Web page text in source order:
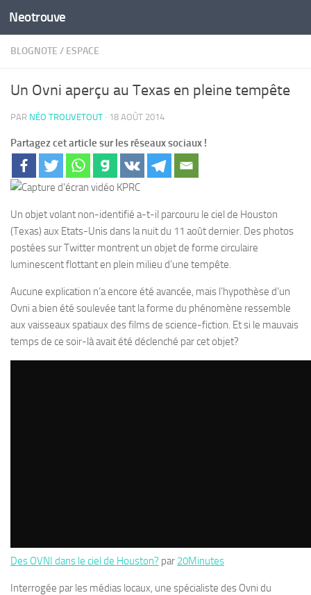
Skip to content
Neotrouve
BLOGNOTE / ESPACE
Un Ovni aperçu au Texas en pleine tempête
PAR NÉO TROUVETOUT · 18 AOÛT 2014
Partagez cet article sur les réseaux sociaux !
Un objet volant non-identifié a-t-il parcouru le ciel de Houston
(Texas) aux Etats-Unis dans la nuit du 11 août dernier. Des photos
postées sur Twitter montrent un objet de forme circulaire
luminescent flottant en plein milieu d’une tempête.
Aucune explication n’a encore été avancée, mais l’hypothèse d’un
Ovni a bien été soulevée tant la forme du phénomène ressemble
aux vaisseaux spatiaux des films de science-fiction. Et si le mauvais
temps de ce soir-là avait été déclenché par cet objet?
Des OVNI dans le ciel de Houston? par 20Minutes
Interrogée par les médias locaux, une spécialiste des Ovni du